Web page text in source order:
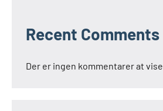
Recent Comments
Der er ingen kommentarer at vise.